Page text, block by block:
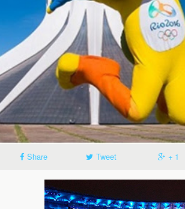
Share Tweet + 1